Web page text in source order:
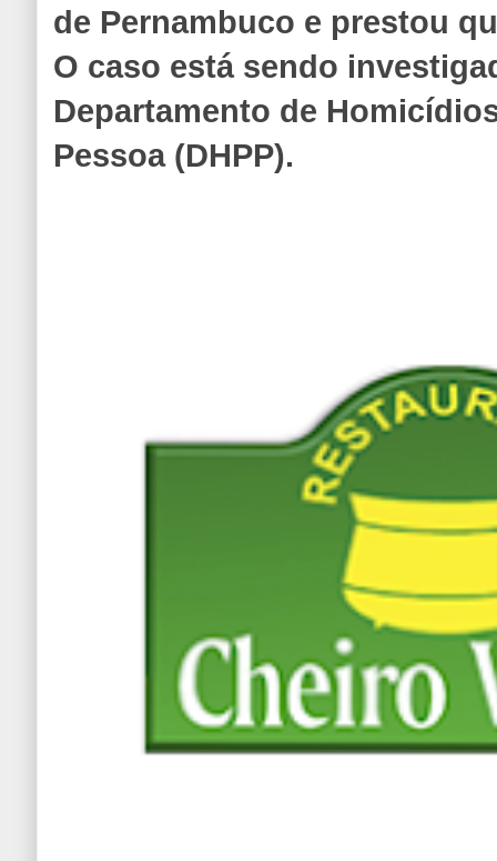
de Pernambuco e prestou
O caso está sendo
Departamento de
Pessoa (DHPP).